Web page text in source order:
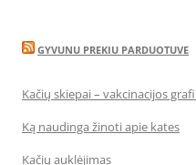
GYVUNU PREKIU PARDUOTUVE
Kačių skiepai – vakcinacijos
Ką naudinga žinoti apie kates
Kačių auklėjimas